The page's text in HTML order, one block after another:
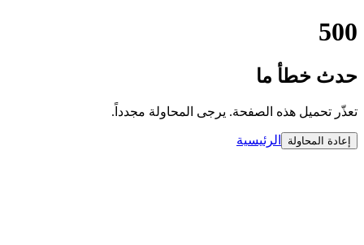
500
حدث خطأ ما
تعذّر تحميل هذه الصفحة. يرجى المحاولة مجدداً.
إعادة المحاولة الرئيسية